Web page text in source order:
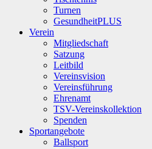
Turnen
GesundheitPLUS
Verein
Mitgliedschaft
Satzung
Leitbild
Vereinsvision
Vereinsführung
Ehrenamt
TSV-Vereinskollektion
Spenden
Sportangebote
Ballsport